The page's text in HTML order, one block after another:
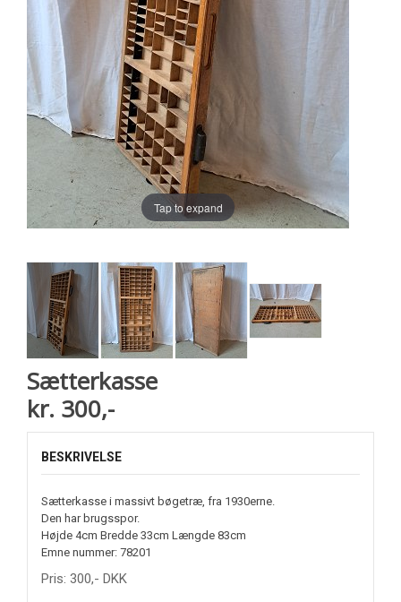
Tap to expand
Sætterkasse
kr. 300,-
BESKRIVELSE
Sætterkasse i massivt bøgetræ, fra 1930erne.
Den har brugsspor.
Højde 4cm Bredde 33cm Længde 83cm
Emne nummer: 78201
Pris: 300,- DKK